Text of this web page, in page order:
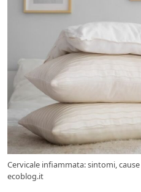
Cervicale infiammata: sintomi,
ecoblog.it